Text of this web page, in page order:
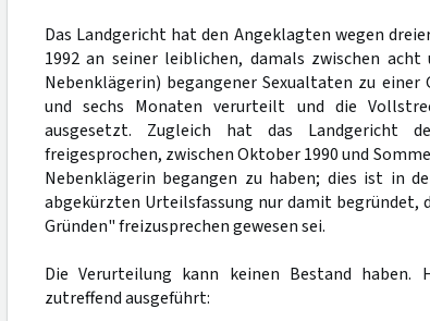
Das Landgericht hat den Angeklagten wegen
1992 an seiner leiblichen, damals zwischen
Nebenklägerin) begangener Sexualtaten zu
und sechs Monaten verurteilt und die
ausgesetzt. Zugleich hat das Landgericht
freigesprochen, zwischen Oktober 1990 und
Nebenklägerin begangen zu haben; dies ist in
abgekürzten Urteilsfassung nur damit begründet,
Gründen" freizusprechen gewesen sei.
Die Verurteilung kann keinen Bestand haben.
zutreffend ausgeführt: